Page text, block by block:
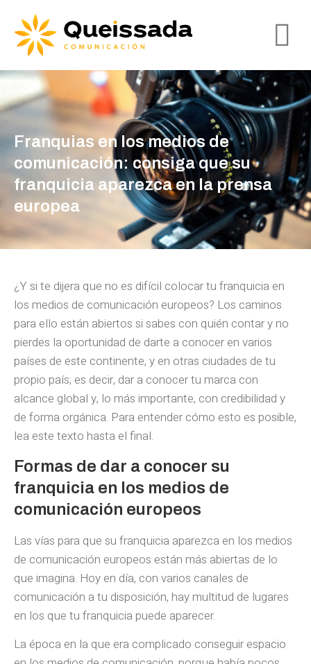
Franquias en los medios de
comunicación: consiga que su
franquicia aparezca en la prensa
europea
¿Y si te dijera que no es difícil colocar tu franquicia en
los medios de comunicación europeos? Los caminos
para ello están abiertos si sabes con quién contar y no
pierdes la oportunidad de darte a conocer en varios
países de este continente, y en otras ciudades de tu
propio país; es decir, dar a conocer tu marca con
alcance global y, lo más importante, con credibilidad y
de forma orgánica. Para entender cómo esto es posible,
lea este texto hasta el final.
Formas de dar a conocer su
franquicia en los medios de
comunicación europeos
Las vías para que su franquicia aparezca en los medios
de comunicación europeos están más abiertas de lo
que imagina. Hoy en día, con varios canales de
comunicación a tu disposición, hay multitud de lugares
en los que tu franquicia puede aparecer.
La época en la que era complicado conseguir espacio